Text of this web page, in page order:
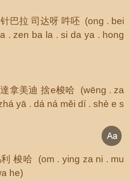
巴拉 司达呀 吽呸 (ong . bei
. zen ba la . si da ya . hong
拿美迪 捨e梭哈 (wēng . za
yā . dá ná měi dí . shè e s
梭哈 (om . ying za ni . mu
he)